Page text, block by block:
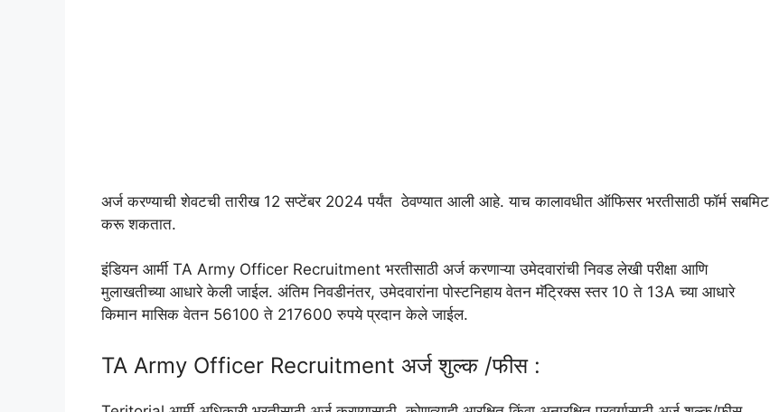
अर्ज करण्याची शेवटची तारीख 12 सप्टेंबर 2024 पर्यंत ठेवण्यात आली आहे. याच कालावधीत ऑफिसर भरतीसाठी फॉर्म सबमिट
करू शकतात.
इंडियन आर्मी TA Army Officer Recruitment भरतीसाठी अर्ज करणाऱ्या उमेदवारांची निवड लेखी परीक्षा आणि
मुलाखतीच्या आधारे केली जाईल. अंतिम निवडीनंतर, उमेदवारांना पोस्टनिहाय वेतन मॅट्रिक्स स्तर 10 ते 13A च्या आधारे
किमान मासिक वेतन 56100 ते 217600 रुपये प्रदान केले जाईल.
TA Army Officer Recruitment अर्ज शुल्क /फीस :